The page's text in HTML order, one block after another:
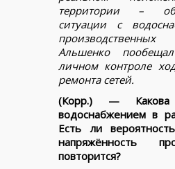
территории –
ситуации с
производственных
Альшенко
личном контроле
ремонта сетей.
(Корр.) — Какова
водоснабжением в
Есть ли
напряжённость
повторится?